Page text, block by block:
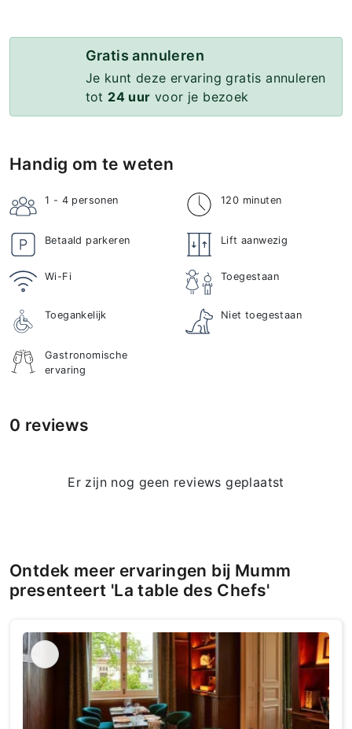
Gratis annuleren
Je kunt deze ervaring gratis annuleren
tot 24 uur voor je bezoek
Handig om te weten
1 - 4 personen 120 minuten
Betaald parkeren Lift aanwezig
Wi-Fi Toegestaan
Toegankelijk Niet toegestaan
Gastronomische
ervaring
0 reviews
Er zijn nog geen reviews geplaatst
Ontdek meer ervaringen bij Mumm
presenteert 'La table des Chefs'